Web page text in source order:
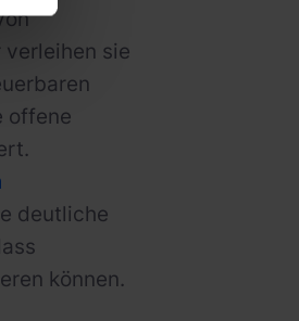
sie
offene
deutliche
können.